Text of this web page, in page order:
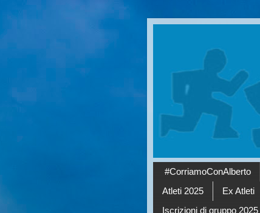
#CorriamoConAlberto
Atleti 2025
Ex Atleti
Iscrizioni di gruppo 2025